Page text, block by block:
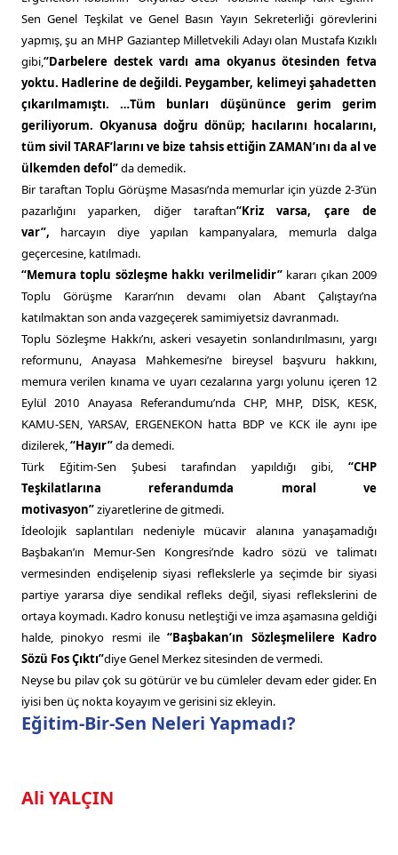
Eğitim-Bir-Sen Neleri Yapmadı?
Ali YALÇIN
Sen Genel Teşkilat ve Genel Basın Yayın Sekreterliği görevlerini
yapmış, şu an MHP Gaziantep Milletvekili Adayı olan Mustafa Kızıklı
gibi,“Darbelere destek vardı ama okyanus ötesinden fetva
yoktu. Hadlerine de değildi. Peygamber, kelimeyi şahadetten
çıkarılmamıştı. …Tüm bunları düşününce gerim gerim
geriliyorum. Okyanusa doğru dönüp; hacılarını hocalarını,
tüm sivil TARAF’larını ve bize tahsis ettiğin ZAMAN’ını da al ve
ülkemden defol”da demedik.
Bir taraftan Toplu Görüşme Masası’nda memurlar için yüzde 2-3’ün
pazarlığını yaparken, diğer taraftan“Kriz varsa, çare de
var”, harcayın diye yapılan kampanyalara, memurla dalga
geçercesine, katılmadı.
“Memura toplu sözleşme hakkı verilmelidir”kararı çıkan 2009
Toplu Görüşme Kararı’nın devamı olan Abant Çalıştayı’na
katılmaktan son anda vazgeçerek samimiyetsiz davranmadı.
Toplu Sözleşme Hakkı’nı, askeri vesayetin sonlandırılmasını, yargı
reformunu, Anayasa Mahkemesi’ne bireysel başvuru hakkını,
memura verilen kınama ve uyarı cezalarına yargı yolunu içeren 12
Eylül 2010 Anayasa Referandumu’nda CHP, MHP, DİSK, KESK,
KAMU-SEN, YARSAV, ERGENEKON hatta BDP ve KCK ile aynı ipe
dizilerek,“Hayır”da demedi.
Türk Eğitim-Sen Şubesi tarafından yapıldığı gibi, “CHP
Teşkilatlarına referandumda moral ve
motivasyon”ziyaretlerine de gitmedi.
İdeolojik saplantıları nedeniyle mücavir alanına yanaşamadığı
Başbakan’ın Memur-Sen Kongresi’nde kadro sözü ve talimatı
vermesinden endişelenip siyasi reflekslerle ya seçimde bir siyasi
partiye yararsa diye sendikal refleks değil, siyasi reflekslerini de
ortaya koymadı. Kadro konusu netleştiği ve imza aşamasına geldiği
halde, pinokyo resmi ile“Başbakan’ın Sözleşmelilere Kadro
Sözü Fos Çıktı”diye Genel Merkez sitesinden de vermedi.
Neyse bu pilav çok su götürür ve bu cümleler devam eder gider. En
iyisi ben üç nokta koyayım ve gerisini siz ekleyin.